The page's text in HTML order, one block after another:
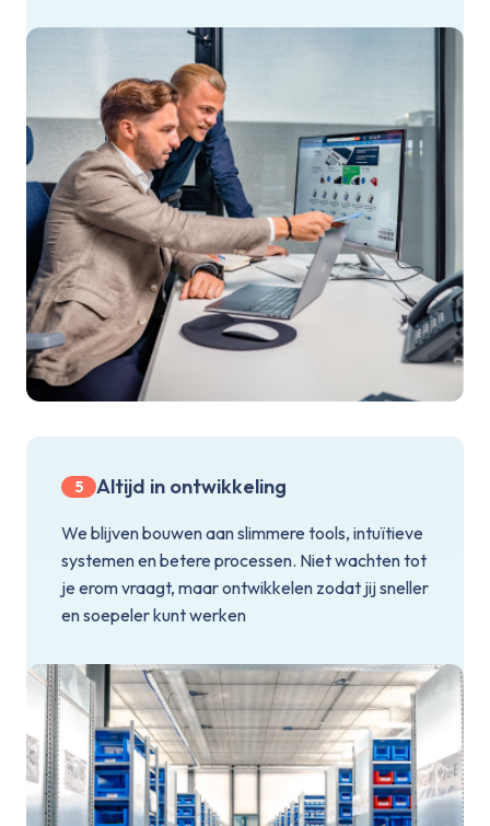
5 Altijd in ontwikkeling
We blijven bouwen aan slimmere tools, intuïtieve
systemen en betere processen. Niet wachten tot
je erom vraagt, maar ontwikkelen zodat jij sneller
en soepeler kunt werken